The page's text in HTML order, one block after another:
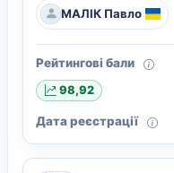
МАЛІК Павло
Рейтингові бали
98,92
Дата реєстрації